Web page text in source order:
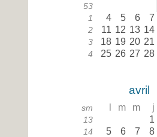
53
1 4 5 6 7
2 11 12 13 14
3 18 19 20 21
4 25 26 27 28
avril
sm m m j
13 1
14 5 6 7 8